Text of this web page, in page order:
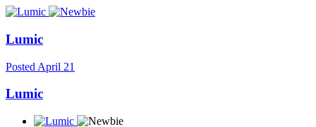
Lumic
Posted April 21
Lumic